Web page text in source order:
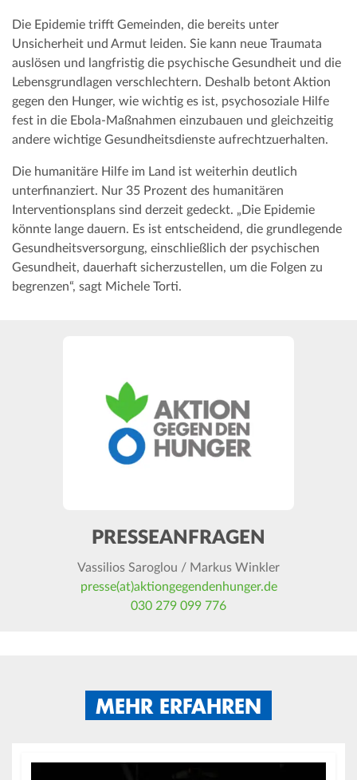
Die Epidemie trifft Gemeinden, die bereits unter
Unsicherheit und Armut leiden. Sie kann neue Traumata
auslösen und langfristig die psychische Gesundheit und die
Lebensgrundlagen verschlechtern. Deshalb betont Aktion
gegen den Hunger, wie wichtig es ist, psychosoziale Hilfe
fest in die Ebola-Maßnahmen einzubauen und gleichzeitig
andere wichtige Gesundheitsdienste aufrechtzuerhalten.
Die humanitäre Hilfe im Land ist weiterhin deutlich
unterfinanziert. Nur 35 Prozent des humanitären
Interventionsplans sind derzeit gedeckt. „Die Epidemie
könnte lange dauern. Es ist entscheidend, die grundlegende
Gesundheitsversorgung, einschließlich der psychischen
Gesundheit, dauerhaft sicherzustellen, um die Folgen zu
begrenzen“, sagt Michele Torti.
PRESSEANFRAGEN
Vassilios Saroglou / Markus Winkler
presse(at)aktiongegendenhunger.de
030 279 099 776
MEHR ERFAHREN